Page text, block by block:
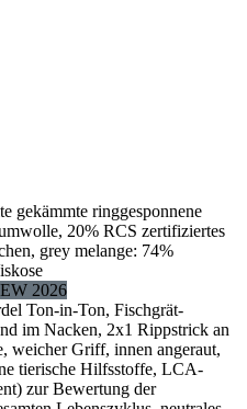
gekämmte ringgesponnene
20% RCS zertifiziertes
grey melange: 74%
2026
Ton-in-Ton, Fischgrät-
im Nacken, 2x1 Rippstrick an
weicher Griff, innen angeraut,
tierische Hilfsstoffe, LCA-
zur Bewertung der